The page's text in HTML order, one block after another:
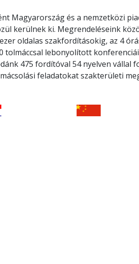
Magyarország és a nemzetközi
kerülnek ki. Megrendeléseink
oldalas szakfordításokig, az 4
tolmáccsal lebonyolított
475 fordítóval 54 nyelven vállal
feladatokat szakterületi